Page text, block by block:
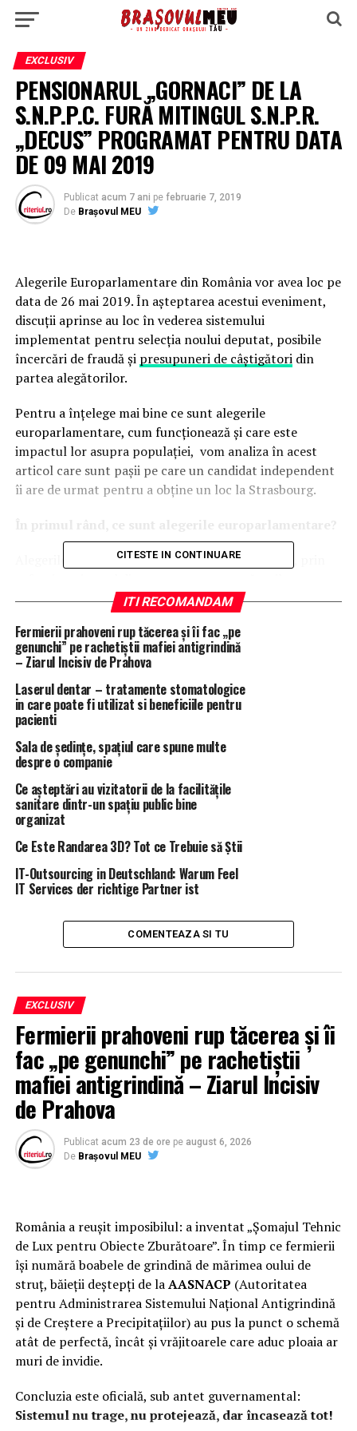
EXCLUSIV
PENSIONARUL „GORNACI” DE LA
S.N.P.P.C. FURĂ MITINGUL S.N.P.R.
„DECUS” PROGRAMAT PENTRU DATA
DE 09 MAI 2019
Publicat acum 7 ani pe februarie 7, 2019
De Brașovul MEU
Alegerile Europarlamentare din România vor avea loc pe
data de 26 mai 2019. În așteptarea acestui eveniment,
discuții aprinse au loc în vederea sistemului
implementat pentru selecția noului deputat, posibile
încercări de fraudă și presupuneri de câștigătoridin
partea alegătorilor.
Pentru a înțelege mai bine ce sunt alegerile
europarlamentare, cum funcționează și care este
impactul lor asupra populației, vom analiza în acest
articol care sunt pașii pe care un candidat independent
îi are de urmat pentru a obține un loc la Strasbourg.
În primul rând, ce sunt alegerile europarlamentare?
Alegerile europarlamentare au loc odată la 5 ani, prin
membri ai Uniunii Europene. La finalul alegerilor, 751 de
membri europeni vor ocupa un loc în Parlamentul
European. Numărul de deputați aleși din fiecare țară este
calculat în proporție cu mărimea populației, iar în
Ce drepturi și responsabilități au deputații
europarlamentari?
În urma alegerilor, cei aleși vor ocupa poziții care vor
determina deciziile luate în trei arii de interes ale Uniunii
Europene:
Decizii legislative, adoptate împreună cu Consiliul
că legislația europeană este corectă și
democratică față de toate țările membre;
Decizii bugetare, adoptate împreună cu Consiliul
Uniunii Europene – însemnând ca bugetul european
deținut de Consiliu;
Decizii de control democratic – Parlamentul decide
cine va compune Comisia Europeană, ce persoane
sunt competențe pentru a ocupa o poziție în
această instituție și poate impune retragerea
persoanelor care nu întrunesc toate condițiile.
Care sunt condițiile pentru a putea candida la
alegerile europarlamentare?
deputat în Parlamentul European este nevoie să ai 23 de
ani împliniți până în ziua alegerilor
(26 mai 2019), să îți depui candidatura cu cel puțin 60 de
zile înainte de alegeri și să reușești să strângi 100.000
de semnături (sau 200.000
de semnături, dacă faci parte dintr-un partid).
Persoanele care te pot vota trebuie să fi împlinit 18 ani
Europene. O persoană poate vota o singură dată, pentru
un candidat din orice țară (de exemplu, un francez
CITESTE IN CONTINUARE
ITI RECOMANDAM
Fermierii prahoveni rup tăcerea și îi fac „pe
genunchi” pe rachetiștii mafiei antigrindină
– Ziarul Incisiv de Prahova
Laserul dentar – tratamente stomatologice
in care poate fi utilizat si beneficiile pentru
pacienti
Sala de ședințe, spațiul care spune multe
despre o companie
Ce așteptări au vizitatorii de la facilitățile
sanitare dintr-un spațiu public bine
organizat
Ce Este Randarea 3D? Tot ce Trebuie să Știi
IT-Outsourcing in Deutschland: Warum Feel
IT Services der richtige Partner ist
COMENTEAZA SI TU
EXCLUSIV
Fermierii prahoveni rup tăcerea și îi
fac „pe genunchi” pe rachetiștii
mafiei antigrindină – Ziarul Incisiv
de Prahova
Publicat acum 23 de ore pe august 6, 2026
De Brașovul MEU
România a reușit imposibilul: a inventat „Șomajul Tehnic
de Lux pentru Obiecte Zburătoare”. În timp ce fermierii
își numără boabele de grindină de mărimea oului de
struț, băieții deștepți de laAASNACP (Autoritatea
pentru Administrarea Sistemului Național Antigrindină
și de Creștere a Precipitațiilor) au pus la punct o schemă
atât de perfectă, încât și vrăjitoarele care aduc ploaia ar
muri de invidie.
Concluzia este oficială, sub antet guvernamental:
Sistemul nu trage, nu protejează, dar încasează tot!